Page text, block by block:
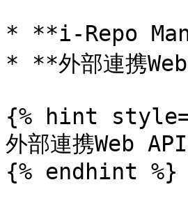
* **i-Repo
* **外部連携
{% hint
外部連携Web
{% endhint %}